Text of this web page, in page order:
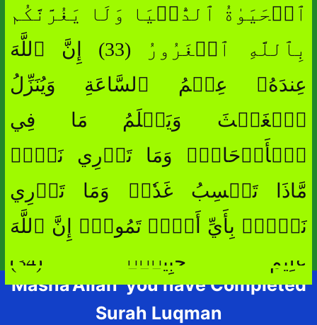
ٱلۡحَيَوٰةُ ٱلدُّنۡيَا وَلَا يَغُرَّنَّكُم
بِٱللَّهِ ٱلۡغَرُورُ (33) إِنَّ ٱللَّهَ
عِندَهُۥ عِلۡمُ ٱلسَّاعَةِ وَيُنَزِّلُ
ٱلۡغَيۡثَ وَيَعۡلَمُ مَا فِي
ٱلۡأَرۡحَامِۖ وَمَا تَدۡرِي نَفۡسٞ
مَّاذَا تَكۡسِبُ غَدٗاۖ وَمَا تَدۡرِي
نَفۡسُۢ بِأَيِّ أَرۡضٖ تَمُوتُۚ إِنَّ ٱللَّهَ
عَلِيمٌ خَبِيرُۢ (34)
Masha’Allah you have Completed
Surah Luqman